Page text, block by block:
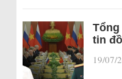
tin
19/07/